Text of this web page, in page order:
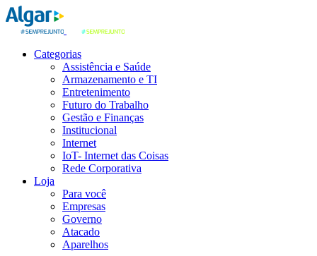
Categorias
Assistência e Saúde
Armazenamento e TI
Entretenimento
Futuro do Trabalho
Gestão e Finanças
Institucional
Internet
IoT- Internet das Coisas
Rede Corporativa
Loja
Para você
Empresas
Governo
Atacado
Aparelhos